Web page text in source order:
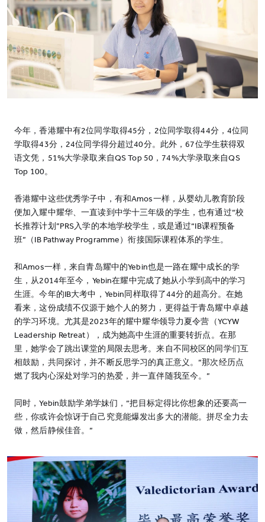
今年，香港耀中有2位同学取得45分，2位同学取得44分，4位同
学取得43分，24位同学得分超过40分。此外，67位学生获得双
语文凭，51%大学录取来自QS Top 50，74%大学录取来自QS
Top 100。
香港耀中这些优秀学子中，有和Amos一样，从婴幼儿教育阶段
便加入耀中耀华、一直读到中学十三年级的学生，也有通过“校
长推荐计划”PRS入学的本地学校学生，或是通过“IB课程预备
班”（IB Pathway Programme）衔接国际课程体系的学生。
和Amos一样，来自青岛耀中的Yebin也是一路在耀中成长的学
生，从2014年至今，Yebin在耀中完成了她从小学到高中的学习
生涯。今年的IB大考中，Yebin同样取得了44分的超高分。在她
看来，这份成绩不仅源于她个人的努力，更得益于青岛耀中卓越
的学习环境。尤其是2023年的耀中耀华领导力夏令营（YCYW
Leadership Retreat），成为她高中生涯的重要转折点。在那
里，她学会了跳出课堂的局限去思考。来自不同校区的同学们互
相鼓励，共同探讨，并不断反思学习的真正意义。“那次经历点
燃了我内心深处对学习的热爱，并一直伴随我至今。”
同时，Yebin鼓励学弟学妹们，“把目标定得比你想象的还要高一
些，你或许会惊讶于自己究竟能爆发出多大的潜能。拼尽全力去
做，然后静候佳音。”